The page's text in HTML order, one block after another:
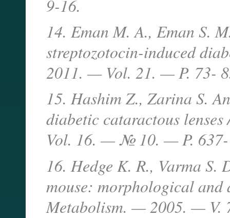
9-16.
14. Eman M. A., Eman S.
streptozotocin-induced
2011. — Vol. 21. — P. 73-
15. Hashim Z., Zarina S.
diabetic cataractous
Vol. 16. — № 10. — P.
16. Hedge K. R., Varma
mouse: morphological and
Metabolism. — 2005. —